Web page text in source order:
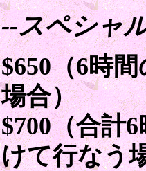
--スペシャ
$650（6時
場合）
$700（合計
けて行なう